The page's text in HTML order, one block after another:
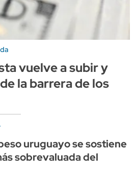
vuelve a subir y
la barrera de los
uruguayo se sostiene
sobrevaluada del